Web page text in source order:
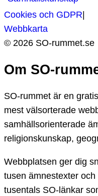
Cookies och GDPR
Webbkarta
© 2026 SO-rummet.se
Om SO-
SO-rummet är en
mest välsorterade
samhällsorienterade
religionskunskap,
Webbplatsen ger dig
tusen ämnestexter
tusentals SO-länkar